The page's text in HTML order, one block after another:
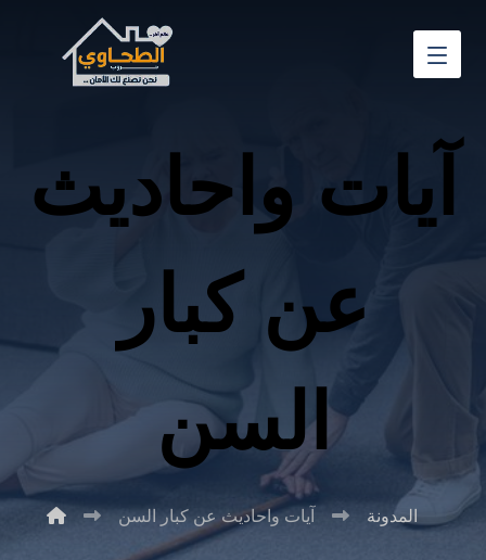
آيات واحاديث
عن كبار
السن
المدونة آيات واحاديث عن كبار السن